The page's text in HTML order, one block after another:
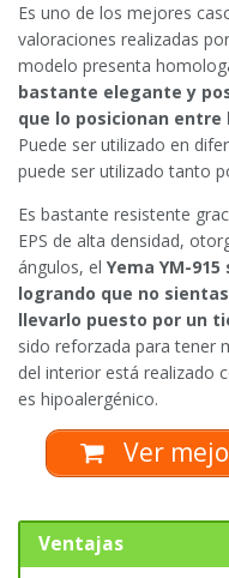
Es uno de los mejores
valoraciones realizadas
modelo presenta
bastante elegante y
que lo posicionan entre
Puede ser utilizado en
puede ser utilizado tanto
Es bastante resistente
EPS de alta densidad,
ángulos, el Yema YM-
logrando que no
llevarlo puesto por un
sido reforzada para tener
del interior está realizado
es hipoalergénico.
Ver
Ventajas